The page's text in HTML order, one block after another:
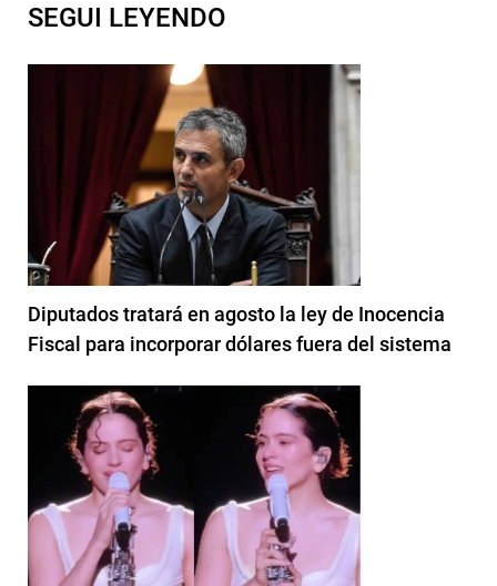
SEGUI LEYENDO
Diputados tratará en agosto la ley de Inocencia
Fiscal para incorporar dólares fuera del sistema